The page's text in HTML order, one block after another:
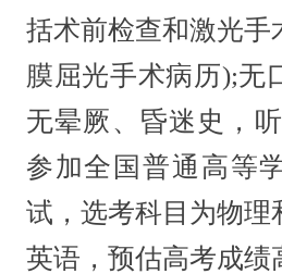
括术前检查和激光手
膜屈光手术病历);无
无晕厥、昏迷史，
参加全国普通高等
试，选考科目为物理
英语，预估高考成绩